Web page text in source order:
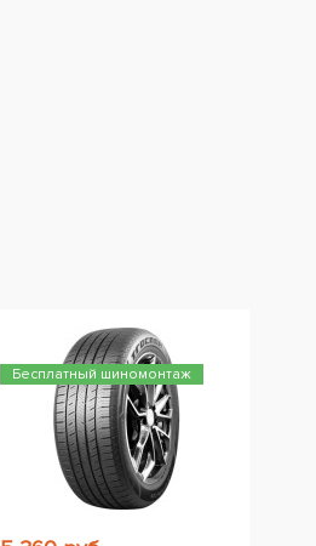
Бесплатный шиномонтаж